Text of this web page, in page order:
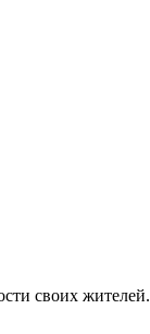
своих жителей.